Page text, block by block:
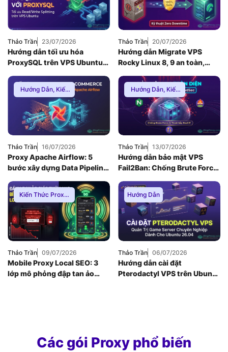
Thảo Trần 23/07/2026
Hướng dẫn tối ưu hóa
ProxySQL trên VPS Ubuntu
Database MySQL (2026)
Thảo Trần 20/07/2026
Hướng dẫn Migrate VPS
Rocky Linux 8, 9 an toàn,
Hướng Dẫn, Kiến
Thức Proxy,Proxy
Dân Cư
Thảo Trần 16/07/2026
Proxy Apache Airflow: 5
bước xây dựng Data Pipeline
limit
Hướng Dẫn, Kiến
Thức Proxy,Mạng
Internnet
Thảo Trần 13/07/2026
Hướng dẫn bảo mật VPS
Fail2Ban: Chống Brute Force
Reverse Proxy
Kiến Thức Proxy,
Hướng Dẫn,Thuê
Proxy Việt Nam
Thảo Trần 09/07/2026
Mobile Proxy Local SEO: 3
lớp mô phỏng đập tan ảo
Hướng Dẫn
Thảo Trần 06/07/2026
Hướng dẫn cài đặt
Pterodactyl VPS trên Ubuntu
Các gói Proxy phổ biến